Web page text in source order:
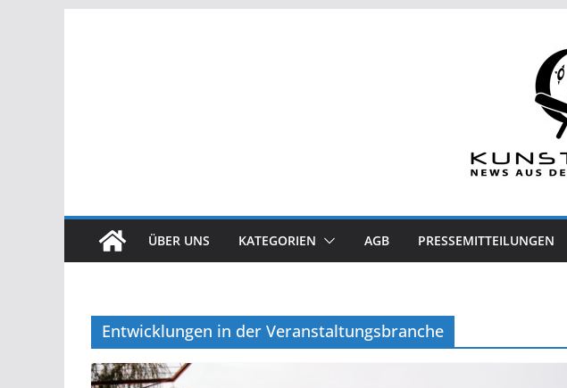
ÜBER UNS KATEGORIEN AGB PRESSEMITTEILUNGEN
Entwicklungen in der Veranstaltungsbranche